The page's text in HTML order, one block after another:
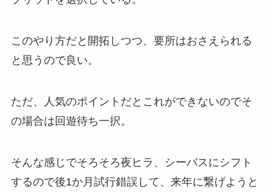
このやり方だと開拓しつつ、要所はおさえられる
と思うので良い。
ただ、人気のポイントだとこれができないのでそ
の場合は回遊待ち一択。
そんな感じでそろそろ夜ヒラ、シーバスにシフト
するので後1か月試行錯誤して、来年に繋げようと